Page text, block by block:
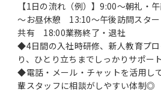
【1日の流れ（例）】9:00～朝礼・
～お昼休憩 13:10～午後訪問スタ
共有 18:00業務終了・退社
◆4日間の入社時研修、新人教育プ
り、ひとり立ちまでしっかりサポー
◆電話・メール・チャットを活用し
輩スタッフに相談がしやすい体制◎